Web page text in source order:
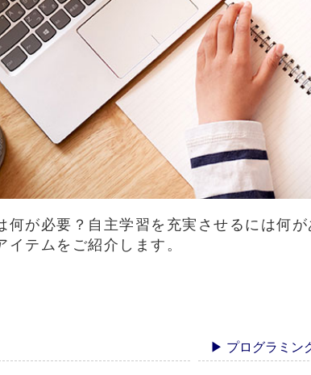
何が必要？自主学習を充実させるには何
テムをご紹介します。
▶ プログラミン